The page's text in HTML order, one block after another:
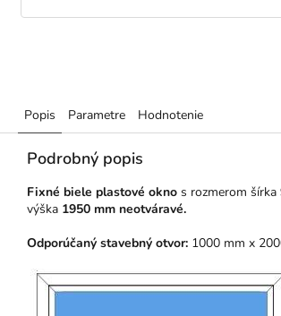
Popis Parametre Hodnotenie
Podrobný popis
Fixné biele plastové okno s rozmerom šírka
výška 1950 mm neotváravé.
Odporúčaný stavebný otvor: 1000 mm x